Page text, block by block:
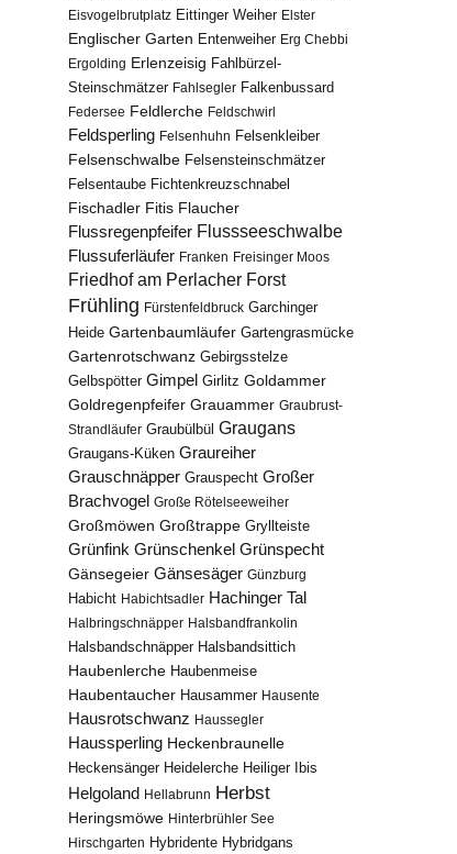
Eisvogelbrutplatz Eittinger Weiher Elster
Englischer Garten Entenweiher Erg Chebbi
Ergolding Erlenzeisig Fahlbürzel-
Steinschmätzer Fahlsegler Falkenbussard
Federsee Feldlerche Feldschwirl
Feldsperling Felsenhuhn Felsenkleiber
Felsenschwalbe Felsensteinschmätzer
Felsentaube Fichtenkreuzschnabel
Fischadler Fitis Flaucher
Flussregenpfeifer Flussseeschwalbe
Flussuferläufer Franken Freisinger Moos
Friedhof am Perlacher Forst
Frühling Fürstenfeldbruck Garchinger
Heide Gartenbaumläufer Gartengrasmücke
Gartenrotschwanz Gebirgsstelze
Gelbspötter Gimpel Girlitz Goldammer
Goldregenpfeifer Grauammer Graubrust-
Strandläufer Graubülbül Graugans
Graugans-Küken Graureiher
Grauschnäpper Grauspecht Großer
Brachvogel Große Rötelseeweiher
Großmöwen Großtrappe Gryllteiste
Grünfink Grünschenkel Grünspecht
Gänsegeier Gänsesäger Günzburg
Habicht Habichtsadler Hachinger Tal
Halbringschnäpper Halsbandfrankolin
Halsbandschnäpper Halsbandsittich
Haubenlerche Haubenmeise
Haubentaucher Hausammer Hausente
Hausrotschwanz Haussegler
Haussperling Heckenbraunelle
Heckensänger Heidelerche Heiliger Ibis
Helgoland Hellabrunn Herbst
Heringsmöwe Hinterbrühler See
Hirschgarten Hybridente Hybridgans